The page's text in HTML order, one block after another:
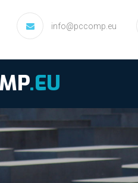
info@pccomp.eu
.EU